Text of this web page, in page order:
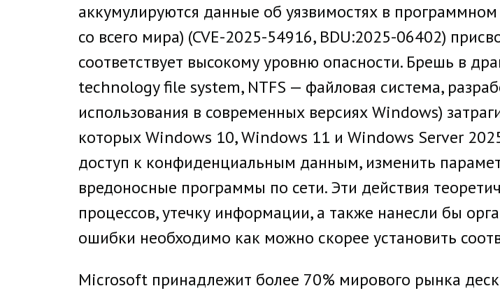
аккумулируются данные об уязвимостях в
со всего мира) (CVE-2025-54916, BDU:2025-06402)
соответствует высокому уровню опасности. Брешь в
technology file system, NTFS — файловая система,
использования в современных версиях Windows)
которых Windows 10, Windows 11 и Windows Server
доступ к конфиденциальным данным, изменить
вредоносные программы по сети. Эти действия
процессов, утечку информации, а также нанесли бы
ошибки необходимо как можно скорее установить
Microsoft принадлежит более 70% мирового рынка